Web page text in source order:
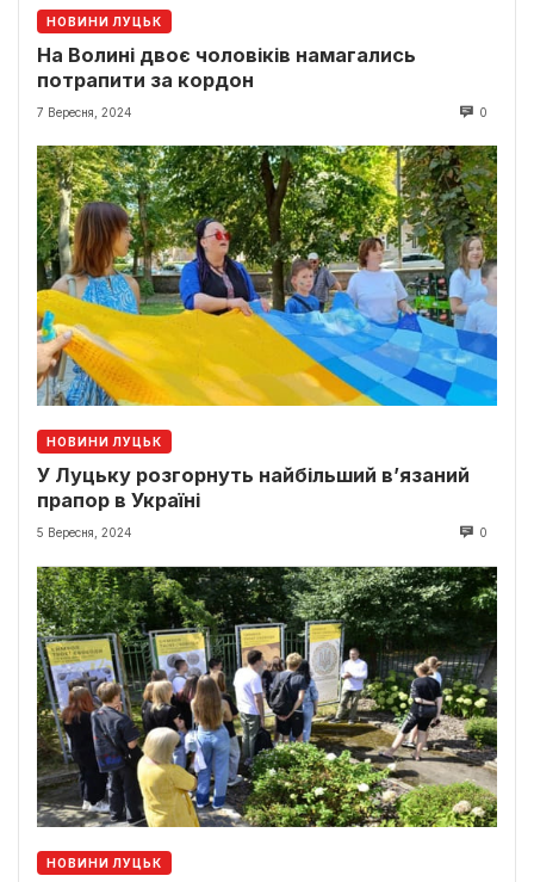
НОВИНИ ЛУЦЬК
На Волині двоє чоловіків намагались
потрапити за кордон
7 Вересня, 2024 0
НОВИНИ ЛУЦЬК
У Луцьку розгорнуть найбільший в’язаний
прапор в Україні
5 Вересня, 2024 0
НОВИНИ ЛУЦЬК